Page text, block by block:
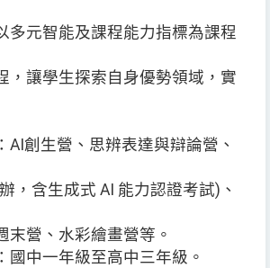
多元智能及課程能力指標為課程
，讓學生探索自身優勢領域，實
AI創生營、思辨表達與辯論營、
，含生成式 AI 能力認證考試)、
末營、水彩繪畫營等。
國中一年級至高中三年級。